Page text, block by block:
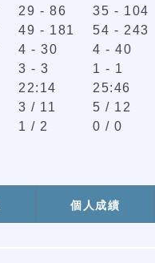
29 - 86
35 - 104
49 - 181
54 - 243
4 - 30
4 - 40
3 - 3
1 - 1
22:14
25:46
3 / 11
5 / 12
1 / 2 0 / 0
個人成績